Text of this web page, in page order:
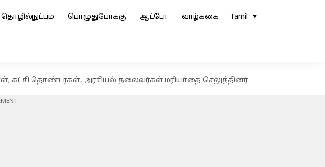
தொழில்நுட்பம் பொழுதுபோக்கு ஆட்டோ வாழ்க்கை Tamil
கட்சி தொண்டர்கள், அரசியல் தலைவர்கள் மரியாதை செலுத்தினர்